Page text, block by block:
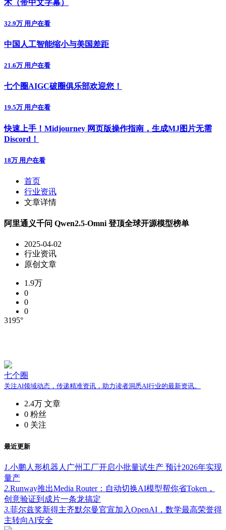
术（带中文字幕）
32.9万 用户在看
中国人工智能缩小与美国差距
21.6万 用户在看
七个圈AIGC破圈俱乐部欢迎您！
19.5万 用户在看
快速上手！Midjourney 网页版操作指南，生成MJ图片无需
Discord！
18万 用户在看
首页
行业资讯
文章详情
​阿里通义千问 Qwen2.5-Omni 登顶全球开源模型榜单
2025-04-02
行业资讯
原创文章
1.9万
0
0
0
3195°
七个圈
关注AI领域动态，传递精准资讯，助力读者洞悉AI行业的最新资讯。
2.4万 文章
0 粉丝
0 关注
最近更新
1.小鹏人形机器人广州工厂开启小批量试生产 预计2026年实现
量产
2.Runway推出Media Router：自动切换AI模型帮你省Token，
创意验证到成片一条龙搞定
3.菲尔兹奖新得主齐默尔曼官宣加入OpenAI，数学最高荣誉得
主转向AI安全